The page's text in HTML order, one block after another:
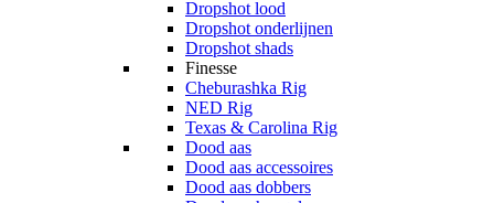
Dropshot lood
Dropshot onderlijnen
Dropshot shads
Finesse
Cheburashka Rig
NED Rig
Texas & Carolina Rig
Dood aas
Dood aas accessoires
Dood aas dobbers